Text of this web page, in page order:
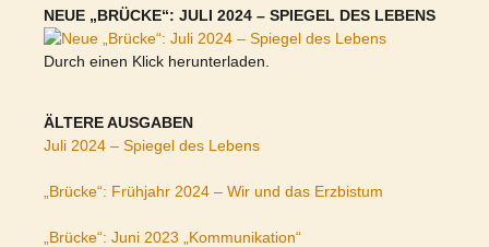
NEUE „BRÜCKE“: JULI 2024 – SPIEGEL DES LEBENS
Durch einen Klick herunterladen.
ÄLTERE AUSGABEN
Juli 2024 – Spiegel des Lebens
„Brücke“: Frühjahr 2024 – Wir und das Erzbistum
„Brücke“: Juni 2023 „Kommunikation“